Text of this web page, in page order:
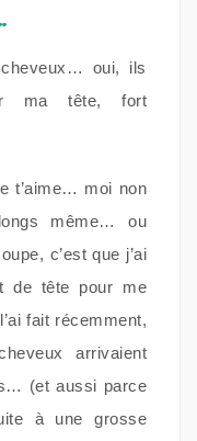
cheveux… oui, ils
ma tête, fort
t’aime… moi non
même… ou
c’est que j’ai
de tête pour me
fait récemment,
arrivaient
(et aussi parce
à une grosse